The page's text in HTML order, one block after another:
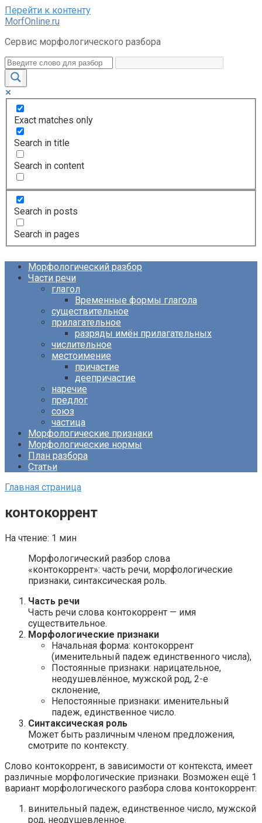
Перейти к контенту
MorfOnline.ru
Сервис морфологического разбора
Exact matches only
Search in title
Search in content
Search in posts
Search in pages
Морфологический разбор
Части речи
глагол
Временные формы глагола
существительное
прилагательное
разряды имён прилагательных
числительное
местоимение
причастие
деепричастие
наречие
предлог
союз
частица
Морфологические признаки
Морфологические нормы
План разбора
Статьи
Главная страница
контокоррент
На чтение: 1 мин
Морфологический разбор слова
«контокоррент»: часть речи, морфологические
признаки, синтаксическая роль.
Часть речи
Часть речи слова контокоррент — имя
существительное.
Морфологические признаки
Начальная форма: контокоррент
(именительный падеж единственного числа),
Постоянные признаки: нарицательное,
неодушевлённое, мужской род, 2-е
склонение,
Непостоянные признаки: именительный
падеж, единственное число.
Синтаксическая роль
Может быть различным членом предложения,
смотрите по контексту.
Слово контокоррент, в зависимости от контекста, имеет
различные морфологические признаки. Возможен ещё 1
вариант морфологического разбора слова контокоррент:
винительный падеж, единственное число, мужской
род, неодушевленное.